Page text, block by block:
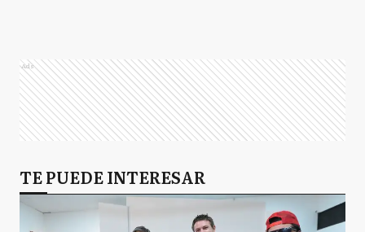
Ads
TE PUEDE INTERESAR